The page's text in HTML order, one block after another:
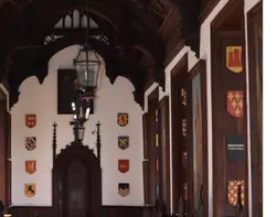
zdarma
(držitele